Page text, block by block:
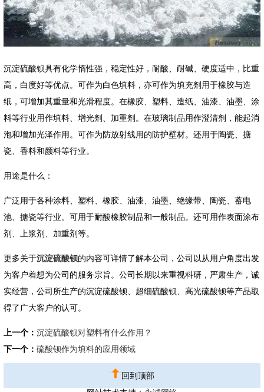
沉淀硫酸钡具有化学惰性强，稳定性好，耐酸、耐碱、硬度适中，比重
高，白度好等优点。可作为白色填料，亦可作为填充剂用于橡胶与造
纸，可增加其重量和光滑程度。在橡胶、塑料、造纸、油漆、油墨、涂
料等行业用作填料、增光剂、加重剂。在玻璃制品用作澄清剂，能起消
泡和增加光泽作用。可作为防放射线用的防护壁材。还用于陶瓷、搪
瓷、香料和颜料等行业。
用途是什么：
广泛用于各种涂料、塑料、橡胶、油漆、油墨、绝缘带、陶瓷、蓄电
池、搪瓷等行业。可用于耐酸橡胶制品和一般制品。还可用作表面涂布
剂、上浆剂、加重剂等。
更多关于沉淀硫酸钡的内容可详情了解本公司，公司以从用户角度出发
为客户着想为公司的服务宗旨。公司长期以来重视科研，严肃生产，诚
实经营，公司所生产的沉淀硫酸钡、超细硫酸钡、高光硫酸钡等产品取
得了广大客户的认可。
上一个： 沉淀硫酸钡对塑料有什么作用？
下一个： 硫酸钡作为填料的应用领域
回到顶部